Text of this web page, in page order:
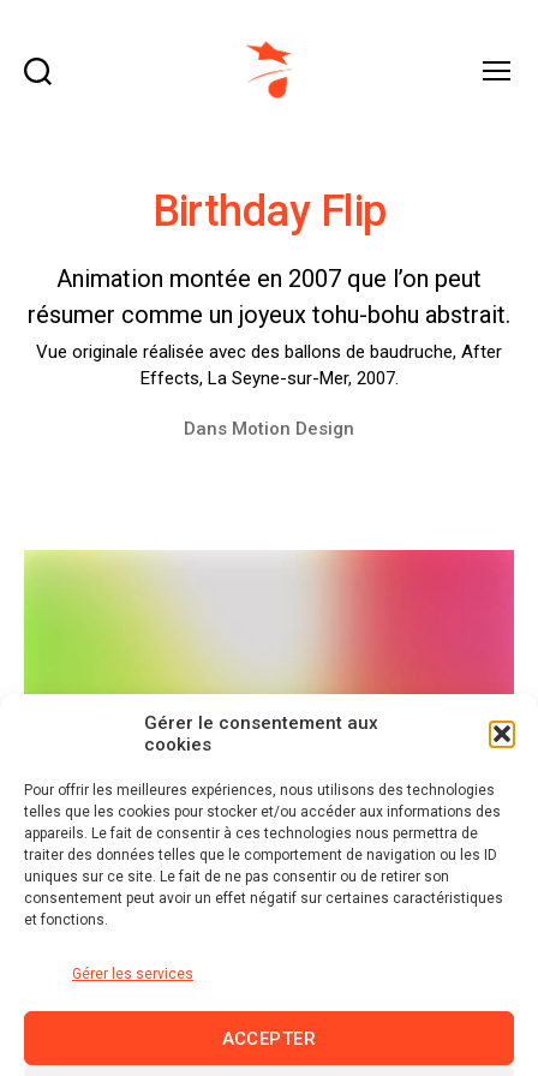
Gérer le consentement aux
cookies
Pour offrir les meilleures expériences, nous utilisons des technologies
telles que les cookies pour stocker et/ou accéder aux informations des
appareils. Le fait de consentir à ces technologies nous permettra de
traiter des données telles que le comportement de navigation ou les ID
uniques sur ce site. Le fait de ne pas consentir ou de retirer son
consentement peut avoir un effet négatif sur certaines caractéristiques
et fonctions.
Gérer les services
ACCEPTER
Birthday Flip
Animation montée en 2007 que l’on peut
résumer comme un joyeux tohu-bohu abstrait.
Vue originale réalisée avec des ballons de baudruche, After
Effects, La Seyne-sur-Mer, 2007.
Dans Motion Design